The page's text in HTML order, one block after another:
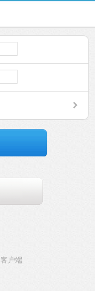
客户端